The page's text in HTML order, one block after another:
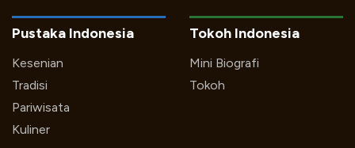
Pustaka Indonesia
Kesenian
Tradisi
Pariwisata
Kuliner
Tokoh Indonesia
Mini Biografi
Tokoh